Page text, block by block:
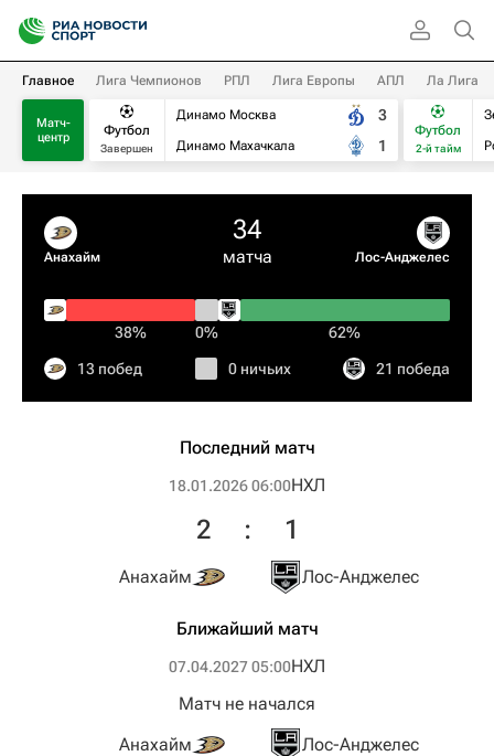
Главное Лига Чемпионов РПЛ Лига Европы АПЛ Ла Лига
Матч-
центр
Футбол
Завершен
Динамо Москва
Динамо Махачкала
3
1
Футбол
2-й тайм
Анахайм
34
матча Лос-Анджелес
38% 0% 62%
13 побед 0 ничьих 21 победа
Последний матч
18.01.2026 06:00НХЛ
Анахайм
2 : 1
Лос-Анджелес
Ближайший матч
07.04.2027 05:00НХЛ
Анахайм
Матч не начался
Лос-Анджелес